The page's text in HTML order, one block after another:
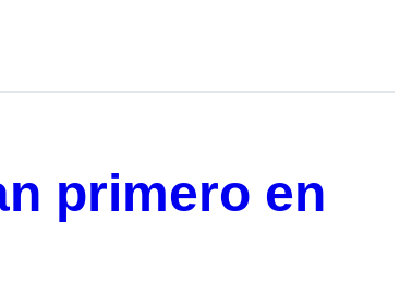
primero en